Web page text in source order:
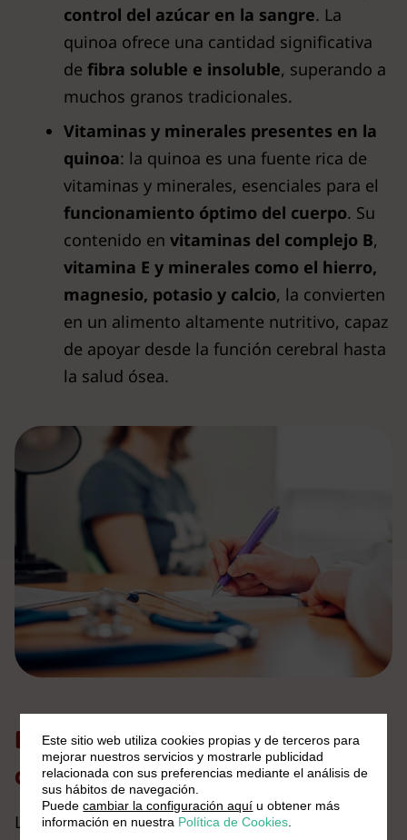
control del azúcar en la sangre. La
quinoa ofrece una cantidad significativa
de fibra soluble e insoluble, superando a
muchos granos tradicionales.
Vitaminas y minerales presentes en la
quinoa: la quinoa es una fuente rica de
vitaminas y minerales, esenciales para el
funcionamiento óptimo del cuerpo. Su
contenido en vitaminas del complejo B,
vitamina E y minerales como el hierro,
magnesio, potasio y calcio, la convierten
en un alimento altamente nutritivo, capaz
de apoyar desde la función cerebral hasta
la salud ósea.
Beneficios para la salud de la
quinoa
La quinoa no solo es apreciada por su
Este sitio web utiliza cookies propias y de terceros para
mejorar nuestros servicios y mostrarle publicidad
relacionada con sus preferencias mediante el análisis de
sus hábitos de navegación.
Puedecambiar la configuración aquí u obtener más
información en nuestra Política de Cookies